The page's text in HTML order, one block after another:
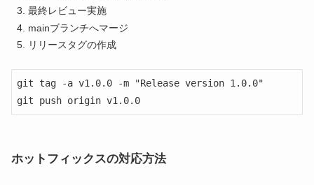
最終レビュー実施
mainブランチへマージ
リリースタグの作成
git tag -a v1.0.0 -m "Release version 1.0.0"
git push origin v1.0.0
ホットフィックスの対応方法